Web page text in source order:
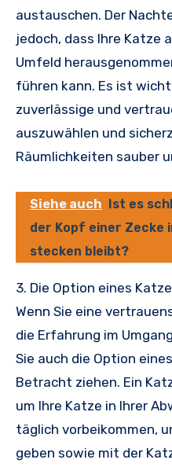
austauschen. Der
jedoch, dass Ihre Katze
Umfeld
führen kann. Es ist
zuverlässige und
auszuwählen und
Räumlichkeiten sauber
Siehe auch Ist es
der Kopf einer Zecke
stecken bleibt?
3. Die Option eines
Wenn Sie eine
die Erfahrung im
Sie auch die Option
Betracht ziehen. Ein
um Ihre Katze in Ihrer
täglich vorbeikommen,
geben sowie mit der